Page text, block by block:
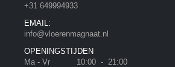
+31 649994933
EMAIL:
info@vloerenmagnaat.nl
OPENINGSTIJDEN
Ma - Vr 10:00 - 21:00